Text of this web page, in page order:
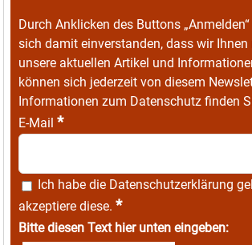
Durch Anklicken des Buttons
sich damit einverstanden, dass wir
unsere aktuellen Artikel und
können sich jederzeit von diesem
Informationen zum Datenschutz finden
E-Mail *
Ich habe die Datenschutzerklärung
akzeptiere diese. *
Bitte diesen Text hier unten eingeben: